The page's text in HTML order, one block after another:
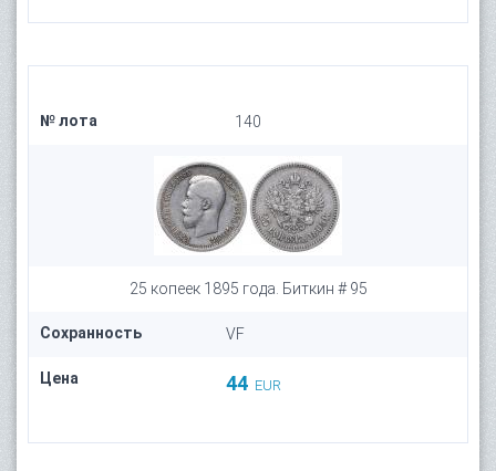
№ лота 140
25 копеек 1895 года. Биткин # 95
Сохранность VF
Цена 44 EUR